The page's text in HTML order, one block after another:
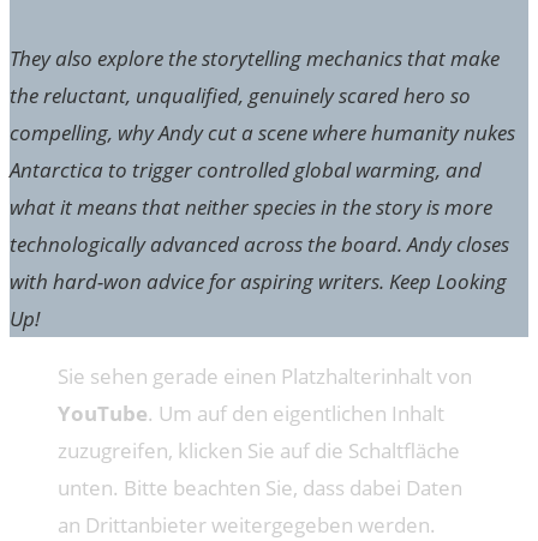
They also explore the storytelling mechanics that make
the reluctant, unqualified, genuinely scared hero so
compelling, why Andy cut a scene where humanity nukes
Antarctica to trigger controlled global warming, and
what it means that neither species in the story is more
technologically advanced across the board. Andy closes
with hard-won advice for aspiring writers. Keep Looking
Up!
Sie sehen gerade einen Platzhalterinhalt von
YouTube. Um auf den eigentlichen Inhalt
zuzugreifen, klicken Sie auf die Schaltfläche
unten. Bitte beachten Sie, dass dabei Daten
an Drittanbieter weitergegeben werden.